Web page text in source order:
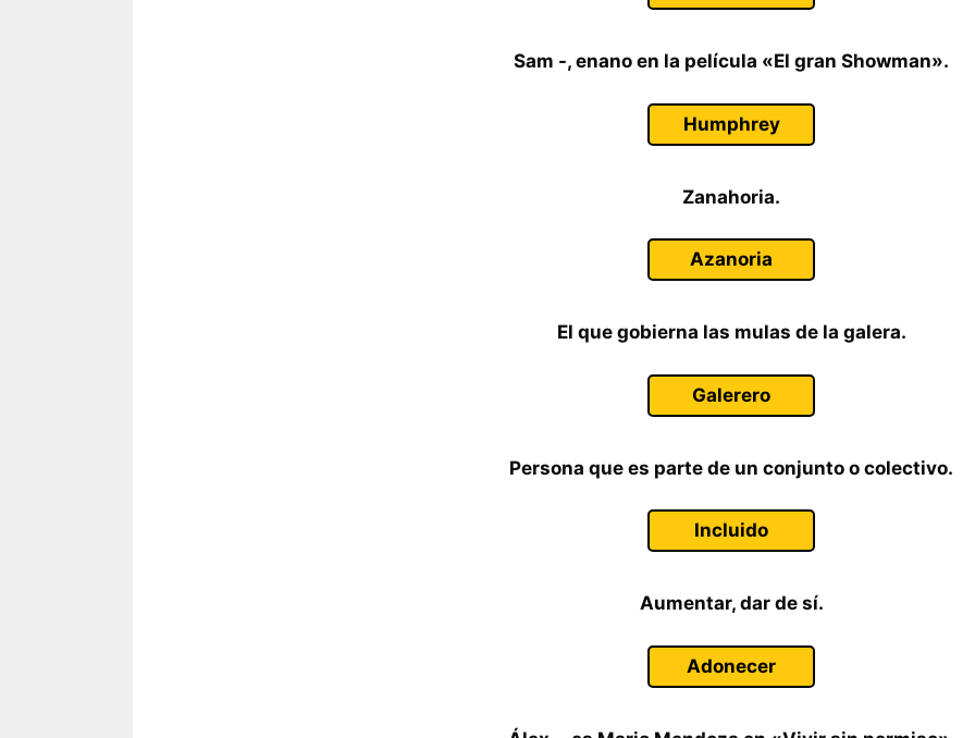
Sam -, enano en la película «El gran Showman».
Humphrey
Zanahoria.
Azanoria
El que gobierna las mulas de la galera.
Galerero
Persona que es parte de un conjunto o colectivo.
Incluido
Aumentar, dar de sí.
Adonecer